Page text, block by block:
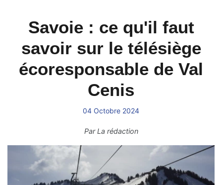
Savoie : ce qu'il faut
savoir sur le télésiège
écoresponsable de Val
Cenis
04 Octobre 2024
ParLa rédaction